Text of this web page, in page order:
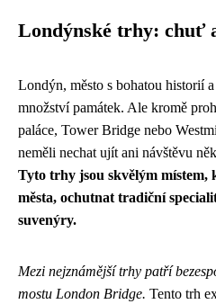
Londýnské trhy: chuť
Londýn, město s bohatou historií
množství památek. Ale kromě
paláce, Tower Bridge nebo
neměli nechat ujít ani návštěvu
Tyto trhy jsou skvělým místem,
města, ochutnat tradiční
suvenýry.
Mezi nejznámější trhy patří
mostu London Bridge. Tento trh